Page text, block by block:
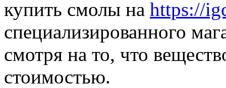
купить смолы на https://
специализированного
смотря на то, что
стоимостью.